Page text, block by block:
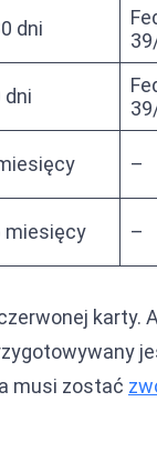
dni
dni
–
miesięcy –
karty.
musi zostać